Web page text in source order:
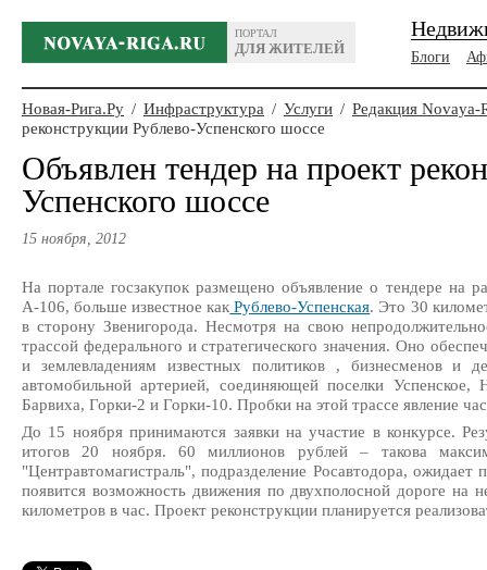
ПОРТАЛ
ДЛЯ ЖИТЕЛЕЙ
Блоги
Новая-Рига.Ру / Инфраструктура / Услуги / Редакция Novaya-
реконструкции Рублево-Успенского шоссе
Объявлен тендер на проект
Успенского шоссе
15 ноября, 2012
На портале госзакупок размещено объявление о тендере на
А-106, больше известное как Рублево-Успенская. Это 30
в сторону Звенигорода. Несмотря на свою
трассой федерального и стратегического значения. Оно
и землевладениям известных политиков , бизнесменов и
автомобильной артерией, соединяющей поселки
Барвиха, Горки-2 и Горки-10. Пробки на этой трассе явление
До 15 ноября принимаются заявки на участие в конкурсе.
итогов 20 ноября. 60 миллионов рублей – такова
"Центравтомагистраль", подразделение Росавтодора, ожидает
появится возможность движения по двухполосной дороге на
километров в час. Проект реконструкции планируется